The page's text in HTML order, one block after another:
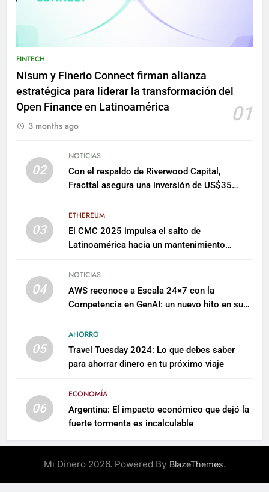
FINTECH
Nisum y Finerio Connect firman alianza
estratégica para liderar la transformación del
Open Finance en Latinoamérica
01
3 months ago
02
NOTICIAS
Con el respaldo de Riverwood Capital,
Fracttal asegura una inversión de US$35
03
ETHEREUM
El CMC 2025 impulsa el salto de
Latinoamérica hacia un mantenimiento
04
NOTICIAS
AWS reconoce a Escala 24×7 con la
Competencia en GenAI: un nuevo hito en su
05
AHORRO
Travel Tuesday 2024: Lo que debes saber
para ahorrar dinero en tu próximo viaje
06
ECONOMÍA
Argentina: El impacto económico que dejó la
fuerte tormenta es incalculable
Mi Dinero 2026. Powered By BlazeThemes.